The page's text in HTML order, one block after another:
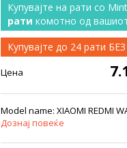
Купувајте на рати со
рати комотно од
Купувајте до 24 рати
Цена
Model name: XIAOMI REDMI
Дознај повеќе